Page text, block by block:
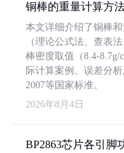
铜棒的重量计算方
本文详细介绍了铜棒
（理论公式法、查表
棒密度取值（8.4-8.7g/
际计算案例、误差分
2007等国家标准。
2026年8月4日
BP2863芯片各引脚